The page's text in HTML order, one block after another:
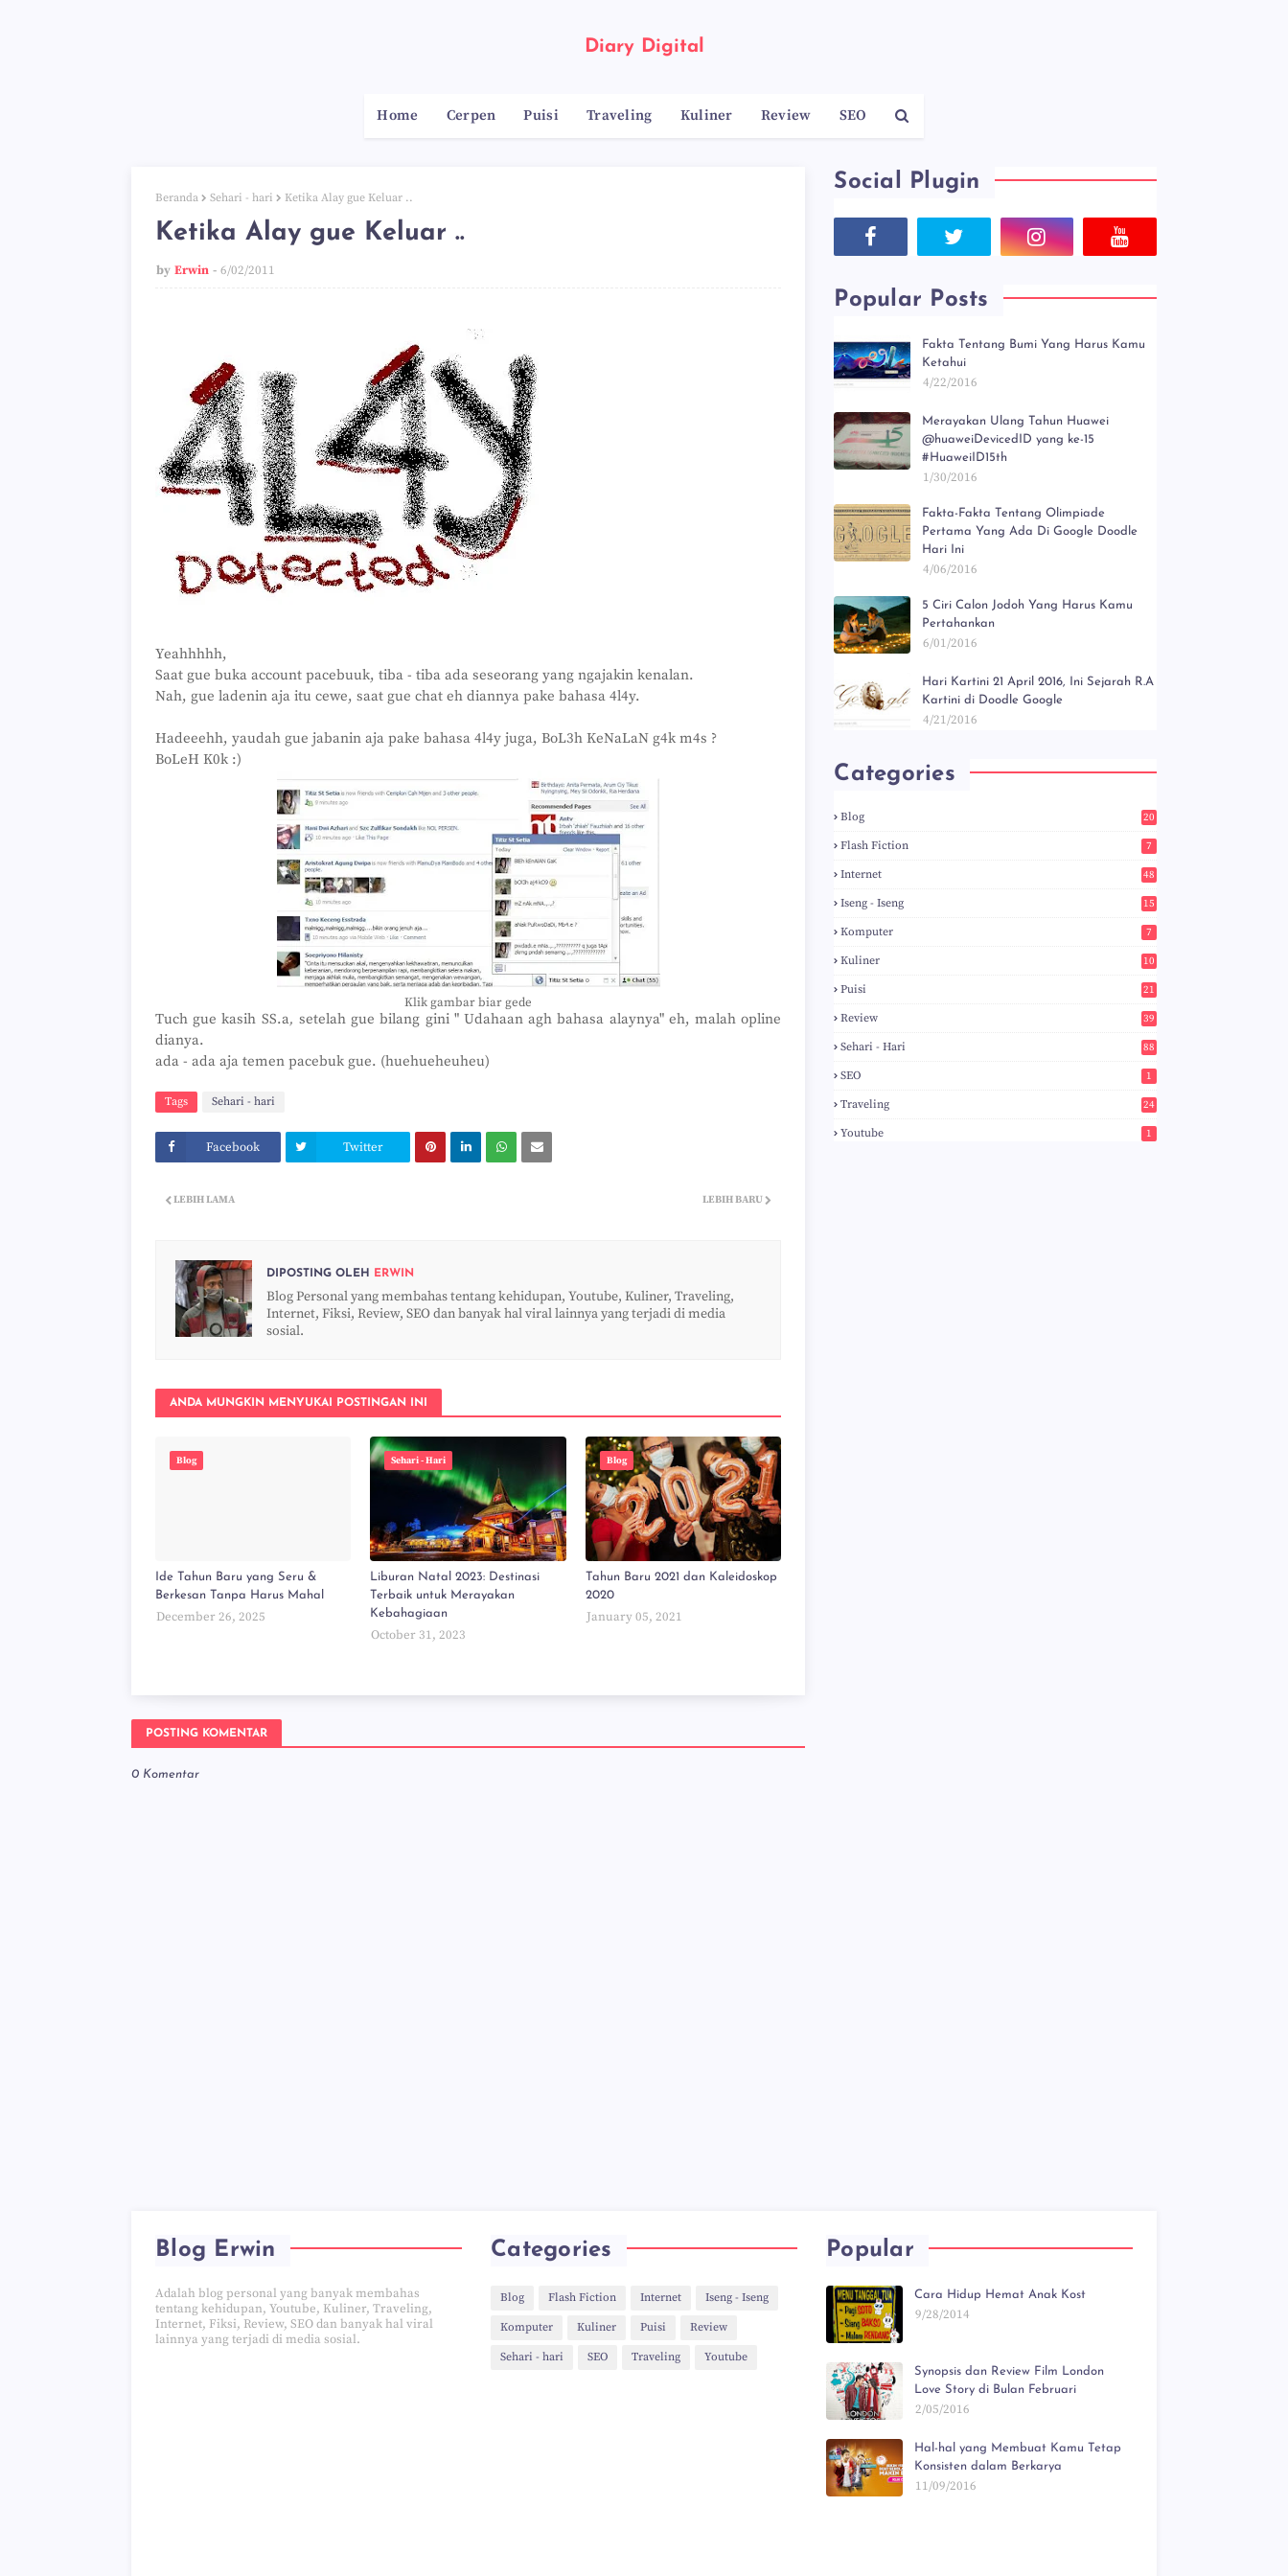
Diary Digital
Home Cerpen Puisi Traveling Kuliner Review SEO
Beranda Sehari - hari Ketika Alay gue Keluar ..
Ketika Alay gue Keluar ..
by Erwin 6/02/2011
Yeahhhhh,
Saat gue buka account pacebuuk, tiba - tiba ada seseorang yang ngajakin kenalan.
Nah, gue ladenin aja itu cewe, saat gue chat eh diannya pake bahasa 4l4y.
Hadeeehh, yaudah gue jabanin aja pake bahasa 4l4y juga, BoL3h KeNaLaN g4k m4s ?
BoLeH K0k :)
Klik gambar biar gede
Tuch gue kasih SS.a, setelah gue bilang gini " Udahaan agh bahasa alaynya" eh, malah opline
dianya.
ada - ada aja temen pacebuk gue. (huehueheuheu)
Tags Sehari - hari
Facebook Twitter
LEBIH BARU
LEBIH LAMA
DIPOSTING OLEH ERWIN
Blog Personal yang membahas tentang kehidupan, Youtube, Kuliner, Traveling,
Internet, Fiksi, Review, SEO dan banyak hal viral lainnya yang terjadi di media
sosial.
ANDA MUNGKIN MENYUKAI POSTINGAN INI
Blog
Ide Tahun Baru yang Seru &
Berkesan Tanpa Harus Mahal
December 26, 2025
Sehari - Hari
Liburan Natal 2023: Destinasi
Terbaik untuk Merayakan
Kebahagiaan
October 31, 2023
Blog
Tahun Baru 2021 dan Kaleidoskop
2020
January 05, 2021
POSTING KOMENTAR
0 Komentar
Social Plugin
Popular Posts
Fakta Tentang Bumi Yang Harus Kamu
Ketahui
4/22/2016
Merayakan Ulang Tahun Huawei
@huaweiDevicedID yang ke-15
#HuaweiID15th
1/30/2016
Fakta-Fakta Tentang Olimpiade
Pertama Yang Ada Di Google Doodle
Hari Ini
4/06/2016
5 Ciri Calon Jodoh Yang Harus Kamu
Pertahankan
6/01/2016
Hari Kartini 21 April 2016, Ini Sejarah R.A
Kartini di Doodle Google
4/21/2016
Categories
Blog
20
Flash Fiction 7
Internet 48
Iseng - Iseng 15
Komputer 7
Kuliner 10
Puisi 21
Review 39
Sehari - Hari 88
SEO 1
Traveling 24
Youtube 1
Blog Erwin
Adalah blog personal yang banyak membahas
tentang kehidupan, Youtube, Kuliner, Traveling,
Internet, Fiksi, Review, SEO dan banyak hal viral
lainnya yang terjadi di media sosial.
Categories
Blog Flash Fiction Internet Iseng - Iseng
Komputer Kuliner Puisi Review
Sehari - hari SEO Traveling Youtube
Popular
Cara Hidup Hemat Anak Kost
9/28/2014
Synopsis dan Review Film London
Love Story di Bulan Februari
2/05/2016
Hal-hal yang Membuat Kamu Tetap
Konsisten dalam Berkarya
11/09/2016